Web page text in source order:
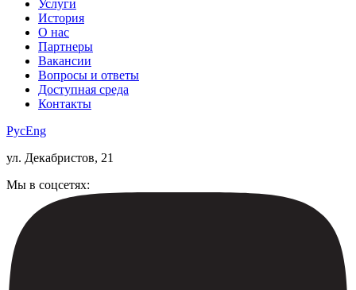
Услуги
История
О нас
Партнеры
Вакансии
Вопросы и ответы
Доступная среда
Контакты
РусEng
ул. Декабристов, 21
Мы в соцсетях: